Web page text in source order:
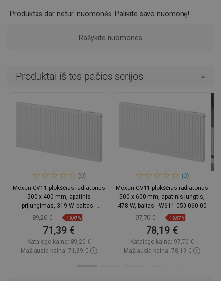
Produktas dar neturi nuomonės. Palikite savo nuomonę!
Rašykite nuomones
Produktai iš tos pačios serijos
(0)
Mexen CV11 plokščias radiatorius
500 x 400 mm, apatinis
prijungimas, 319 W, baltas -
W611-050-040-00
89,20 € −19,97%
71,39 €
Katalogo kaina: 89,20 €
Mažiausia kaina: 71,39 €
(0)
Mexen CV11 plokščias radiatorius
500 x 600 mm, apatinis jungtis,
478 W, baltas - W611-050-060-00
97,70 € −19,97%
78,19 €
Katalogo kaina: 97,70 €
Mažiausia kaina: 78,19 €